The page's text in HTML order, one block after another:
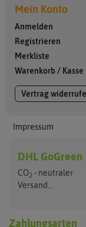
Mein Konto
Anmelden
Registrieren
Merkliste
Warenkorb / Kasse
Vertrag
Impressum
DHL GoGreen
CO2 - neutraler
Versand...
Zahlungsarten